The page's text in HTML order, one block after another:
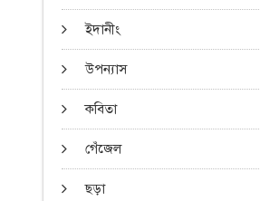
ইদানীং
উপন্যাস
কবিতা
গেঁজেল
ছড়া